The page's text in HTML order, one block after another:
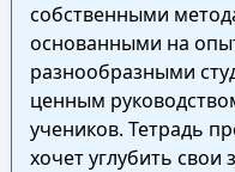
собственными
основанными на
разнообразными
ценным
учеников. Тетрадь
хочет углубить